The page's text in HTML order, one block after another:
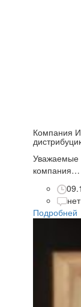
Компания
Уважаемые
компания…
Подробней